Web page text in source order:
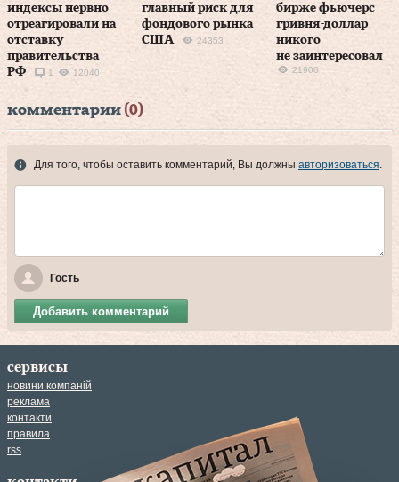
индексы нервно
отреагировали на
отставку
правительства
РФ
1 12040
главный риск для
фондового рынка
США
24353
бирже фьючерс
гривня-доллар
никого
не заинтересовал
21900
комментарии (0)
Для того, чтобы оставить комментарий, Вы должны авторизоваться.
Гость
Добавить комментарий
сервисы
новини компаній
реклама
контакти
правила
rss